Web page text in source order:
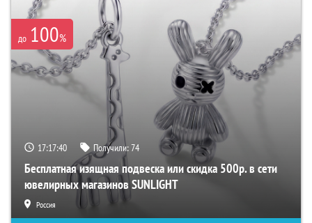
до 100%
17:17:39 Получили:74
Бесплатная изящная подвеска или скидка 500р. в сети
ювелирных магазинов SUNLIGHT
Россия